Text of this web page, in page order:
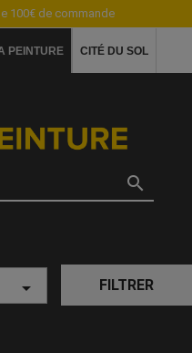
100€ de commande
PEINTURE CITÉ DU SOL

 FILTRER